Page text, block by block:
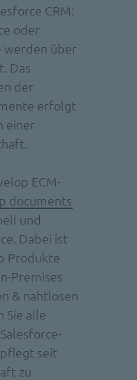
CRM:
oder
werden über
Das
der
erfolgt
einer
ECM-
documents
und
Dabei ist
Produkte
Premises
& nahtlosen
Sie alle
seit
zu